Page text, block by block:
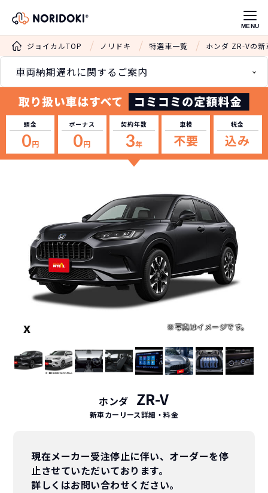
MENU
ジョイカルTOP ノリドキ 特選車一覧 ホンダ ZR-Vの
車両納期遅れに関するご案内
頭金
0円
ボーナス
0円
契約年数
3年
車検
不要
税金
込み
ホンダ ZR-V
新車カーリース詳細 ・料金
現在メーカー受注停止に伴い、オーダーを停
止させていただいております。
詳しくはお問い合わせください。